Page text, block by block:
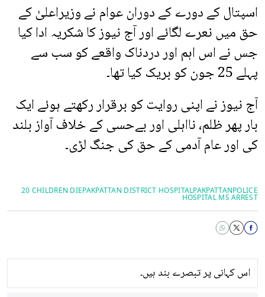
اسپتال کے دورے کے دوران عوام نے وزیراعلیٰ کے
حق میں نعرے لگائے اور آج نیوز کا شکریہ ادا کیا
جس نے اس اہم اور دردناک واقعے کو سب سے
پہلے 25 جون کو بریک کیا تھا۔
آج نیوز نے اپنی روایت کو برقرار رکھتے ہوئے ایک
بار پھر ظلم، نااہلی اور بےحسی کے خلاف آواز بلند
کی اور عام آدمی کے حق کی جنگ لڑی۔
POLICE
PAKPATTAN
PAKPATTAN DISTRICT HOSPITAL
20 CHILDREN DIE
HOSPITAL MS ARREST
اس کہانی پر تبصرے بند ہیں۔